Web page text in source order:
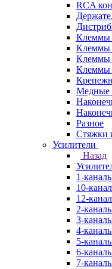
RCA
Клеммы
Клеммы
Клеммы
Клеммы
Разное
Стяжки
Усилители
Назад
1-
10-
12-
2-
3-
4-
5-
6-
7-